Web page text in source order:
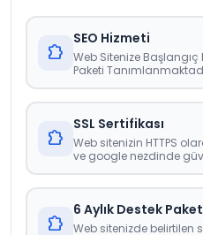
extension
SEO Hizmeti
Web Sitenize Başlangıç
Paketi
extension
SSL Sertifikası
Web sitenizin HTTPS
ve google nezdinde
extension
6 Aylık Destek
Web sitenizde belirtilen